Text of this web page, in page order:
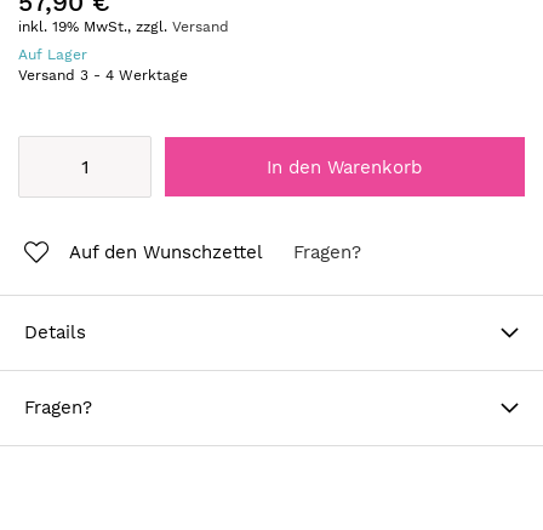
inkl. 19% MwSt., zzgl. Versand
Auf Lager
Versand 3 - 4 Werktage
In den Warenkorb
Auf den Wunschzettel Fragen?
Details
Fragen?